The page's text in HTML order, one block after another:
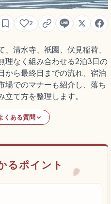
2
清水寺、祇園、伏見稲荷、
理なく組み合わせる2泊3日の
から最終日までの流れ、宿泊
場でのマナーも紹介し、落ち
て方を整理します。
くある質問
るポイント